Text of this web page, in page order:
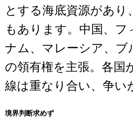
とする海底資源があり
もあります。中国、フ
ナム、マレーシア、ブ
の領有権を主張。各国
線は重なり合い、争い
境界判断求めず